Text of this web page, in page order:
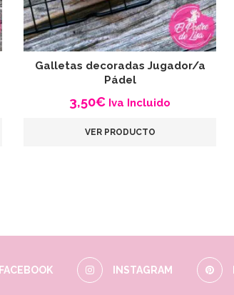
Galletas decoradas Jugador/a
Pádel
3,50€ Iva Incluido
VER PRODUCTO
FACEBOOK INSTAGRAM